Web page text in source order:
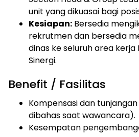
unit yang dikuasai bagi
Kesiapan: Bersedia
rekrutmen dan bersedia
dinas ke seluruh area kerja
Sinergi.
Benefit / Fasilitas
Kompensasi dan
dibahas saat wawancara).
Kesempatan